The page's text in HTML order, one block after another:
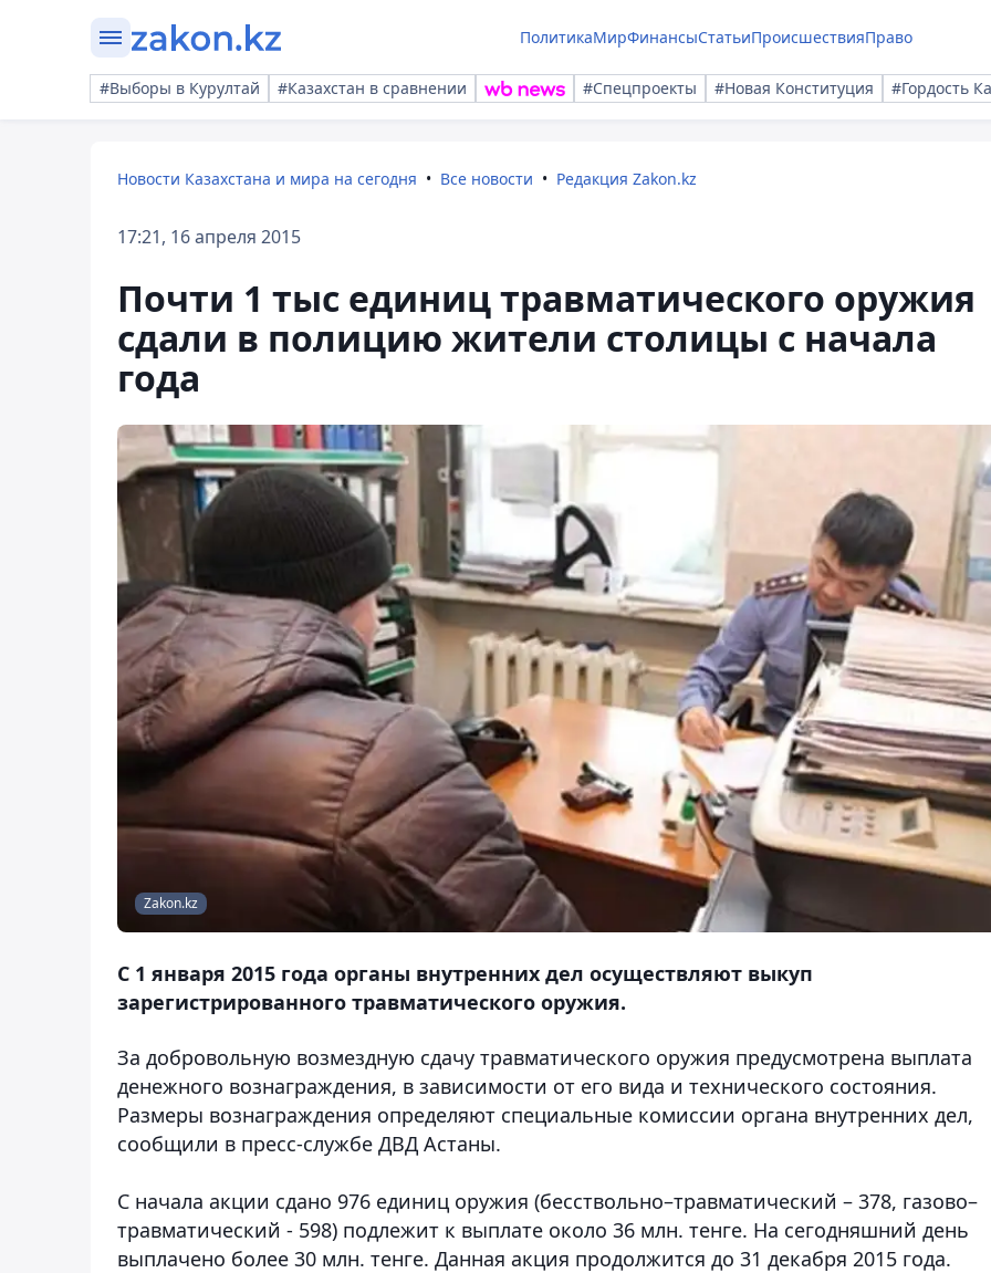
ПолитикаМирФинансыСтатьиПроисшествияПраво
#Выборы в Курултай #Казахстан в сравнении #Спецпроекты #Новая Конституция #Гордость
Новости Казахстана и мира на сегодня Все новости Редакция Zakon.kz
17:21, 16 апреля 2015
Почти 1 тыс единиц травматического оружия
сдали в полицию жители столицы с начала
года
Zakon.kz
С 1 января 2015 года органы внутренних дел осуществляют выкуп
зарегистрированного травматического оружия.
За добровольную возмездную сдачу травматического оружия предусмотрена выплата
денежного вознаграждения, в зависимости от его вида и технического состояния.
Размеры вознаграждения определяют специальные комиссии органа внутренних дел,
сообщили в пресс-службе ДВД Астаны.
С начала акции сдано 976 единиц оружия (бесствольно–травматический – 378, газово–
травматический - 598) подлежит к выплате около 36 млн. тенге. На сегодняшний день
выплачено более 30 млн. тенге. Данная акция продолжится до 31 декабря 2015 года.